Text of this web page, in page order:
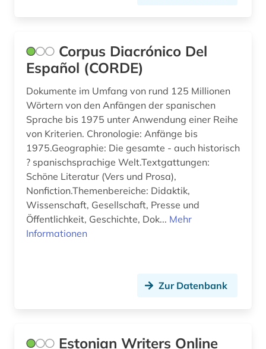
landeskunde (1)
liechtenstein (1)
limnologie (1)
literatur (3)
literaturwissenschaft (2)
luxemburg (1)
luxemburger literaturarchiv (1)
malerei (1)
medizin (2)
Corpus Diacrónico Del
Español (CORDE)
Dokumente im Umfang von rund 125 Millionen
Wörtern von den Anfängen der spanischen
Sprache bis 1975 unter Anwendung einer Reihe
von Kriterien. Chronologie: Anfänge bis
1975.Geographie: Die gesamte - auch historisch
? spanischsprachige Welt.Textgattungen:
Schöne Literatur (Vers und Prosa),
Nonfiction.Themenbereiche: Didaktik,
Wissenschaft, Gesellschaft, Presse und
Öffentlichkeit, Geschichte, Dok... Mehr
Informationen
Zur Datenbank
Estonian Writers Online